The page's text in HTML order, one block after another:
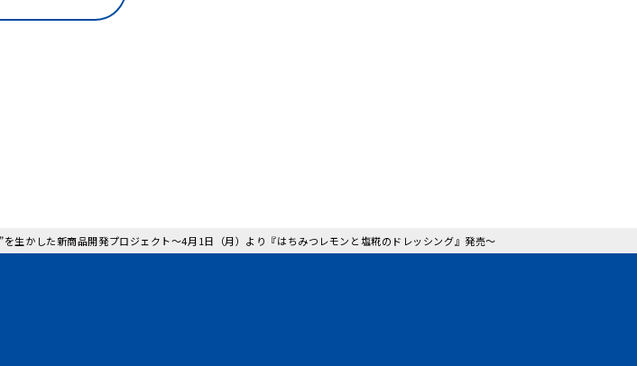
生かした新商品開発プロジェクト～4月1日（月）より『はちみつレモンと塩糀のドレッシング』発売～